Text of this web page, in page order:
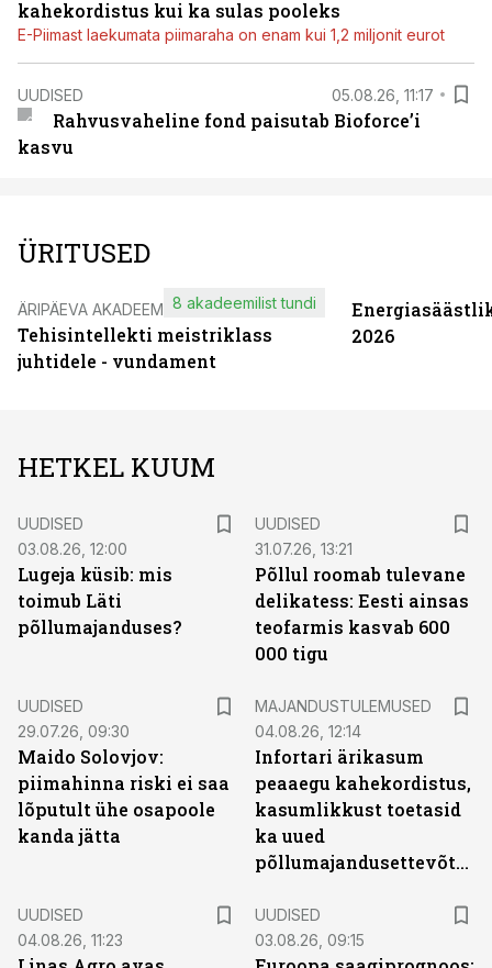
kahekordistus kui ka sulas pooleks
E-Piimast laekumata piimaraha on enam kui 1,2 miljonit eurot
UUDISED 05.08.26, 11:17
Rahvusvaheline fond paisutab Bioforce’i
kasvu
ÜRITUSED
ÄRIPÄEVA AKADEEMIA
Tehisintellekti meistriklass
juhtidele - vundament
8 akadeemilist tundi
2026
HETKEL KUUM
UUDISED
03.08.26, 12:00
Lugeja küsib: mis
toimub Läti
põllumajanduses?
UUDISED
31.07.26, 13:21
Põllul roomab tulevane
delikatess: Eesti ainsas
teofarmis kasvab 600
000 tigu
UUDISED
29.07.26, 09:30
Maido Solovjov:
piimahinna riski ei saa
lõputult ühe osapoole
kanda jätta
MAJANDUSTULEMUSED
04.08.26, 12:14
Infortari ärikasum
peaaegu kahekordistus,
kasumlikkust toetasid
ka uued
põllumajandusettevõtted
UUDISED
04.08.26, 11:23
UUDISED
03.08.26, 09:15